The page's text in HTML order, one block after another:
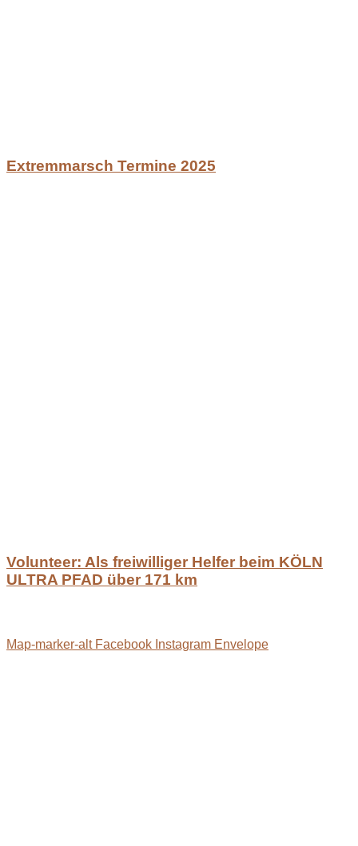
Extremmarsch Termine 2025
Volunteer: Als freiwilliger Helfer beim KÖLN
ULTRA PFAD über 171 km
Map-marker-alt Facebook Instagram Envelope